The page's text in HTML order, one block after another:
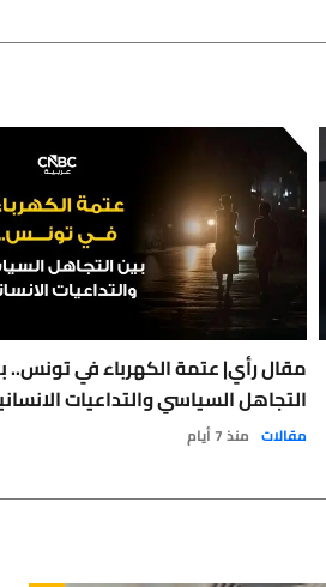
مقال رأي| عتمة الكهرباء في تونس..
التجاهل السياسي والتداعيات
مقالات منذ 7 أيام